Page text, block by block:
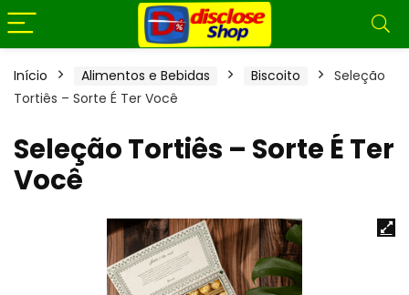
Início Alimentos e Bebidas Biscoito
Seleção
Tortiês – Sorte É Ter Você
Seleção Tortiês – Sorte É Ter
Você